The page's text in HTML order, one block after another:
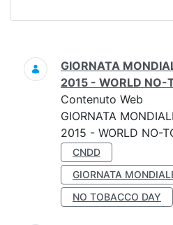
Ricerca
GIORNATA
2015 - WORLD NO-
Contenuto Web
GIORNATA
2015 - WORLD NO-
CNDD
GIORNATA
NO TOBACCO DAY